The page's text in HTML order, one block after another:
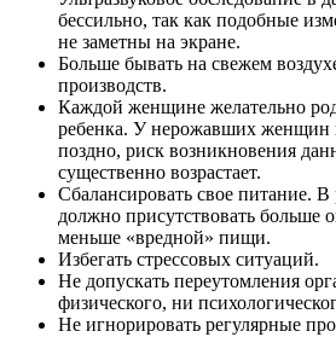
бессильно, так как подобные
не заметны на экране.
Больше бывать на свежем
производств.
Каждой женщине желательно
ребенка. У нерожавших
поздно, риск возникновения
существенно возрастает.
Сбалансировать свое питание.
должно присутствовать больше
меньше «вредной» пищи.
Избегать стрессовых ситуаций.
Не допускать переутомления
физического, ни
Не игнорировать регулярные